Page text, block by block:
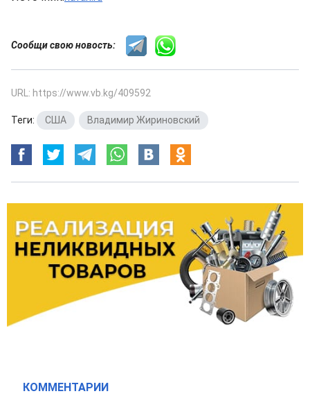
Сообщи свою новость:
URL: https://www.vb.kg/409592
Теги: США Владимир Жириновский
КОММЕНТАРИИ